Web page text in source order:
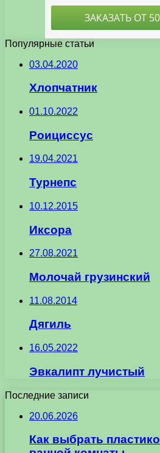
Популярные статьи
03.04.2020
Хлопчатник
01.10.2022
Роициссус
19.04.2021
Турнепс
10.12.2015
Иксора
27.08.2021
Молочай грузинский
11.08.2014
Дягиль
16.05.2022
Эвкалипт лучистый
Последние записи
20.06.2026
Как выбрать